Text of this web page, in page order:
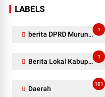
LABELS
berita DPRD Murung Raya
1
Berita Lokal Kabupaten Barito Utara
1
Daerah
101